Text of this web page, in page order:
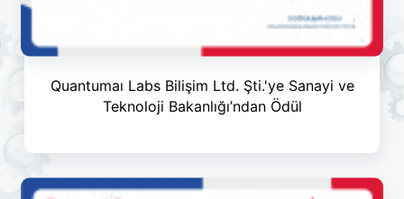
Quantumaı Labs Bilişim Ltd. Şti.'ye Sanayi ve
Teknoloji Bakanlığı’ndan Ödül